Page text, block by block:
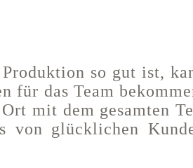
so gut ist,
für das Team
mit dem gesamten
von glücklichen